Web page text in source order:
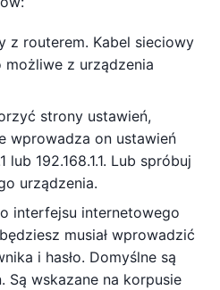
z routerem. Kabel sieciowy
z urządzenia
strony ustawień,
wprowadza on ustawień
lub 192.168.1.1. Lub spróbuj
urządzenia.
interfejsu internetowego
musiał wprowadzić
i hasło. Domyślne są
Są wskazane na korpusie